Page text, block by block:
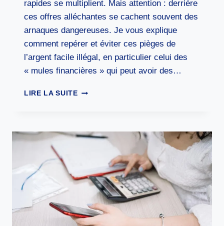
rapides se multiplient. Mais attention : derrière
ces offres alléchantes se cachent souvent des
arnaques dangereuses. Je vous explique
comment repérer et éviter ces pièges de
l’argent facile illégal, en particulier celui des
« mules financières » qui peut avoir des…
LIRE LA SUITEARGENT
ATTENTION
ARNAQUES